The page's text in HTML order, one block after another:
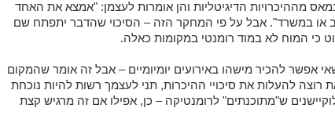
מההיכרויות הדיגיטליות והן אומרות לעצמן: "אמצא את האחד
או במשרד". אבל על פי המחקר הזה – הסיכוי שהדבר יתפתח שם
כי המוח לא במוד רומנטי במקומות כאלה.
אפשר להכיר מישהו באירועים יומיומיים – אבל זה אומר שהמקום
רוצה להעלות את סיכויי ההיכרות, תני לעצמך רשות להיות נוכחת
ש"מתוכנתים" לרומנטיקה – כן, אפילו אם זה מרגיש קצת